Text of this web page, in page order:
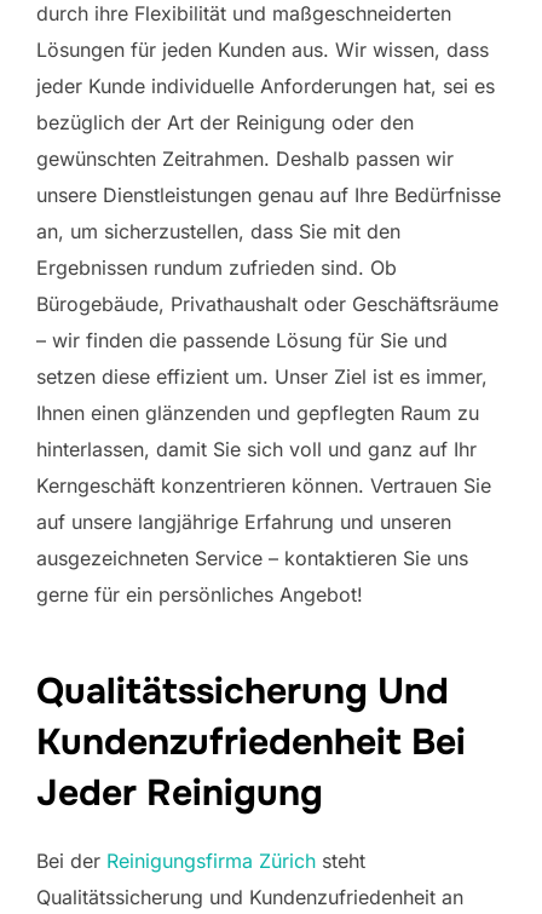
durch ihre Flexibilität und maßgeschneiderten
Lösungen für jeden Kunden aus. Wir wissen, dass
jeder Kunde individuelle Anforderungen hat, sei es
bezüglich der Art der Reinigung oder den
gewünschten Zeitrahmen. Deshalb passen wir
unsere Dienstleistungen genau auf Ihre Bedürfnisse
an, um sicherzustellen, dass Sie mit den
Ergebnissen rundum zufrieden sind. Ob
Bürogebäude, Privathaushalt oder Geschäftsräume
– wir finden die passende Lösung für Sie und
setzen diese effizient um. Unser Ziel ist es immer,
Ihnen einen glänzenden und gepflegten Raum zu
hinterlassen, damit Sie sich voll und ganz auf Ihr
Kerngeschäft konzentrieren können. Vertrauen Sie
auf unsere langjährige Erfahrung und unseren
ausgezeichneten Service – kontaktieren Sie uns
gerne für ein persönliches Angebot!
Qualitätssicherung Und
Kundenzufriedenheit Bei
Jeder Reinigung
Bei der Reinigungsfirma Zürich steht
Qualitätssicherung und Kundenzufriedenheit an